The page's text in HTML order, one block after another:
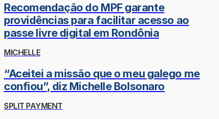
Recomendação do MPF garante
providências para facilitar acesso ao
passe livre digital em Rondônia
MICHELLE
“Aceitei a missão que o meu galego me
confiou”, diz Michelle Bolsonaro
SPLIT PAYMENT